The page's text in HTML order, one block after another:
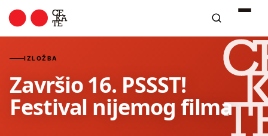
IZLOŽBA
Završio 16. PSSST!
Festival nijemog filma